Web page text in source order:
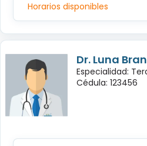
Horarios disponibles
Dr. Luna
Especialidad:
Cédula: 123456